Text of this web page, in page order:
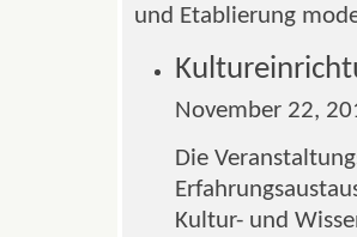
und Etablierung
November 22,
Die
Kultur- und